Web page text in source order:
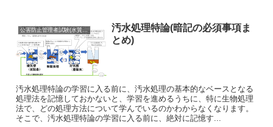
公害防止管理者試験(水質の出題範囲まとめ)
汚水処理特論(暗記の必須事項ま
とめ)
汚水処理特論の学習に入る前に、汚水処理の基本的なベースとなる
処理法を記憶しておかないと、学習を進めるうちに、特に生物処理
法で、どの処理方法について学んでいるのかわからなくなります。
そこで、汚水処理特論の学習に入る前に、絶対に記憶す...